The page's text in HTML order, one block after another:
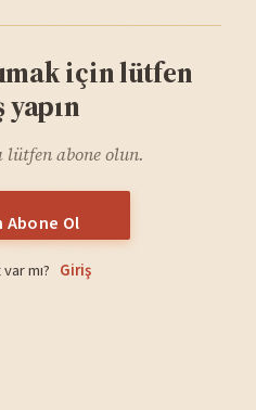
için lütfen
lütfen abone olun.
Abone Ol
mı? Giriş